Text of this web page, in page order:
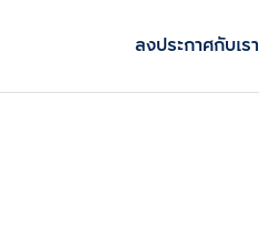
ลงประกาศกับเรา